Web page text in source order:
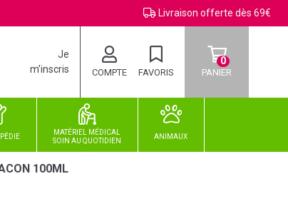
Livraison offerte dès 69€
Je
m’inscris
COMPTE FAVORIS PANIER
0
MATÉRIEL MÉDICAL
SOINAUQUOTIDIEN
ANIMAUX
100ML